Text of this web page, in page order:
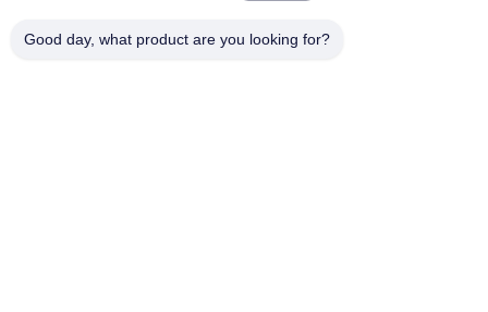
Good day, what product are you looking for?